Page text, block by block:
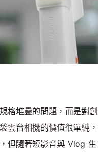
格堆疊的問題，而是對創
雲台相機的價值很單純，
但隨著短影音與 Vlog 生